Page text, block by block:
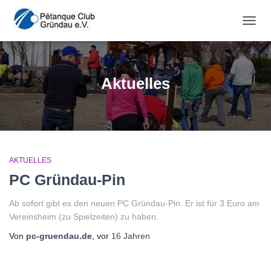
Aktuelles
AKTUELLES
PC Gründau-Pin
Ab sofort gibt es den neuen PC Gründau-Pin. Er ist für 3 Euro am
Vereinsheim (zu Spielzeiten) zu haben.
Von pc-gruendau.de , vor 16 Jahren